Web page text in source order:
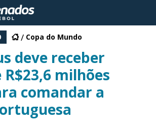
Copa do Mundo
deve receber
R$23,6 milhões
comandar a